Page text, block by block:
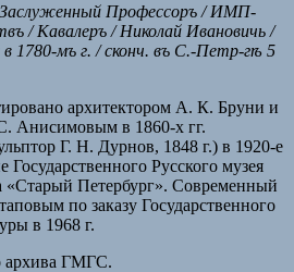
Профессоръ / ИМП-
/ Кавалеръ / Николай Ивановичь /
1780-мъ г. / сконч. въ С.-Петр-гѣ 5
архитектором А. К. Бруни и
Анисимовым в 1860-х гг.
Г. Н. Дурнов, 1848 г.) в 1920-е
Государственного Русского музея
«Старый Петербург». Современный
по заказу Государственного
в 1968 г.
архива ГМГС.